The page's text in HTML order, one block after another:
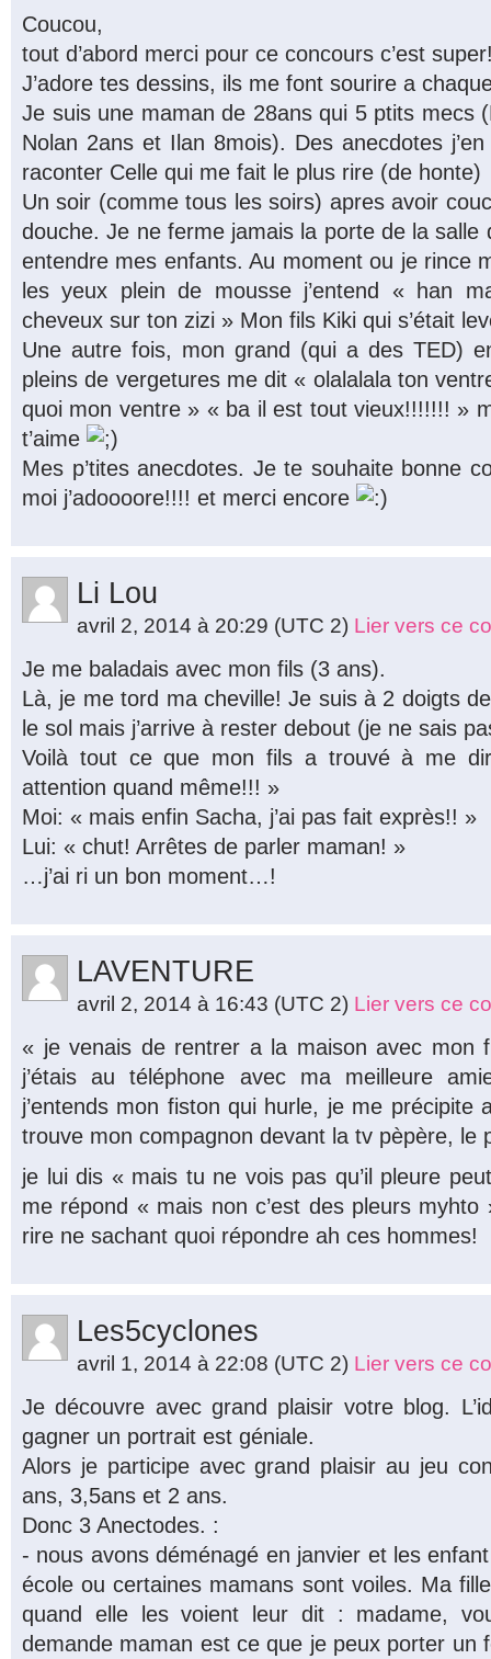
Coucou,
tout d’abord merci pour ce concours c’est
J’adore tes dessins, ils me font sourire a
Je suis une maman de 28ans qui 5 ptits mecs
Nolan 2ans et Ilan 8mois). Des anecdotes
raconter Celle qui me fait le plus rire (de honte)
Un soir (comme tous les soirs) apres avoir
douche. Je ne ferme jamais la porte de la salle
entendre mes enfants. Au moment ou je rince
les yeux plein de mousse j’entend « han
cheveux sur ton zizi » Mon fils Kiki qui s’était
Une autre fois, mon grand (qui a des TED)
pleins de vergetures me dit « olalalala ton
quoi mon ventre » « ba il est tout vieux!!!!!!! »
t’aime
Mes p’tites anecdotes. Je te souhaite bonne
moi j’adoooore!!!! et merci encore
Li Lou
avril 2, 2014 à 20:29 (UTC 2) Lier vers ce
Je me baladais avec mon fils (3 ans).
Là, je me tord ma cheville! Je suis à 2 doigts
le sol mais j’arrive à rester debout (je ne sais
Voilà tout ce que mon fils a trouvé à me
attention quand même!!! »
Moi: « mais enfin Sacha, j’ai pas fait exprès!! »
Lui: « chut! Arrêtes de parler maman! »
…j’ai ri un bon moment…!
LAVENTURE
avril 2, 2014 à 16:43 (UTC 2) Lier vers ce
« je venais de rentrer a la maison avec mon
j’étais au téléphone avec ma meilleure
j’entends mon fiston qui hurle, je me précipite
trouve mon compagnon devant la tv pèpère, le
je lui dis « mais tu ne vois pas qu’il pleure
me répond « mais non c’est des pleurs myhto
rire ne sachant quoi répondre ah ces hommes!
Les5cyclones
avril 1, 2014 à 22:08 (UTC 2) Lier vers ce
Je découvre avec grand plaisir votre blog.
gagner un portrait est géniale.
Alors je participe avec grand plaisir au jeu
ans, 3,5ans et 2 ans.
Donc 3 Anectodes. :
- nous avons déménagé en janvier et les
école ou certaines mamans sont voiles. Ma
quand elle les voient leur dit : madame,
demande maman est ce que je peux porter un